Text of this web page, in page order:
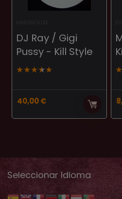
DJ Ray / Gigi
Pussy ‎- Kill Style
★★★★★
40,00€
★
Seleccionar Idioma